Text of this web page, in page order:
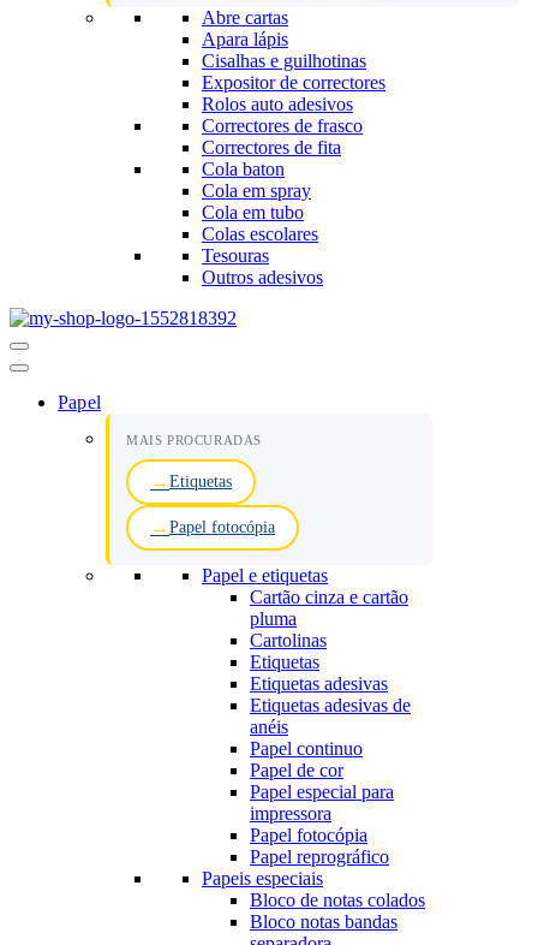
Abre cartas
Apara lápis
Cisalhas e guilhotinas
Expositor de correctores
Rolos auto adesivos
Correctores de frasco
Correctores de fita
Cola baton
Cola em spray
Cola em tubo
Colas escolares
Tesouras
Outros adesivos
Menu
de
Papel
MAIS PROCURADAS
Etiquetas
Papel fotocópia
Papel e etiquetas
Cartão cinza e cartão
pluma
Cartolinas
Etiquetas
Etiquetas adesivas
Etiquetas adesivas de
anéis
Papel continuo
Papel de cor
Papel especial para
impressora
Papel fotocópia
Papel reprográfico
Papeis especiais
Bloco de notas colados
Bloco notas bandas